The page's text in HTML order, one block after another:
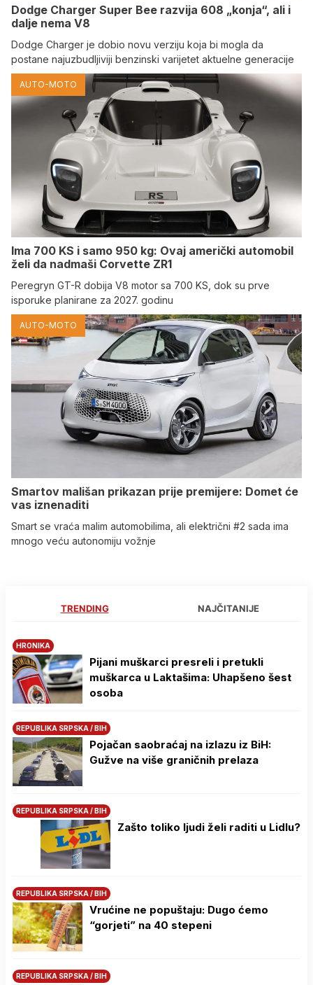
Dodge Charger Super Bee razvija 608 „konja“, ali i
dalje nema V8
Dodge Charger je dobio novu verziju koja bi mogla da
postane najuzbudljiviji benzinski varijetet aktuelne generacije
AUTO-MOTO
Ima 700 KS i samo 950 kg: Ovaj američki automobil
želi da nadmaši Corvette ZR1
Peregryn GT-R dobija V8 motor sa 700 KS, dok su prve
isporuke planirane za 2027. godinu
AUTO-MOTO
Smartov mališan prikazan prije premijere: Domet će
vas iznenaditi
Smart se vraća malim automobilima, ali električni #2 sada ima
mnogo veću autonomiju vožnje
TRENDING NAJČITANIJE
HRONIKA
Pijani muškarci presreli i pretukli
muškarca u Laktašima: Uhapšeno šest
osoba
REPUBLIKA SRPSKA / BIH
Pojačan saobraćaj na izlazu iz BiH:
Gužve na više graničnih prelaza
REPUBLIKA SRPSKA / BIH
Zašto toliko ljudi želi raditi u Lidlu?
REPUBLIKA SRPSKA / BIH
Vrućine ne popuštaju: Dugo ćemo
“gorjeti” na 40 stepeni
REPUBLIKA SRPSKA / BIH